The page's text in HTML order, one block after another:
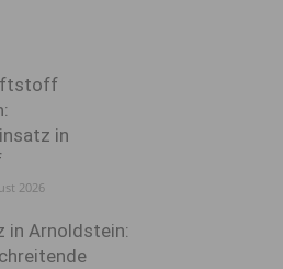
in
2026
in Arnoldstein: